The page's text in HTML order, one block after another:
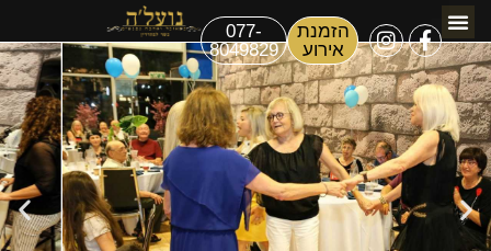
הזמנת
אירוע
077-
8049829